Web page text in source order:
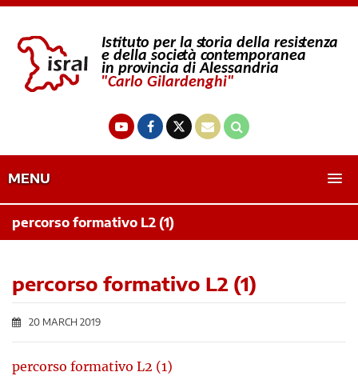
MENU
percorso formativo L2 (1)
percorso formativo L2 (1)
20 MARCH 2019
percorso formativo L2 (1)